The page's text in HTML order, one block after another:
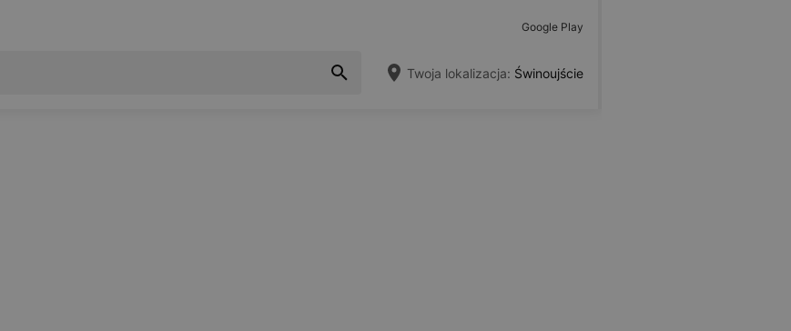
Google Play
Twoja lokalizacja: Świnoujście